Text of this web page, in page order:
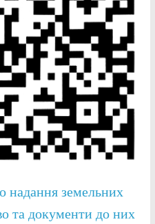
надання земельних
та документи до них